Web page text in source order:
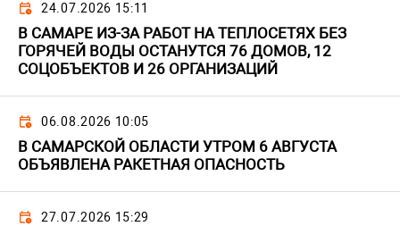
24.07.2026 15:11
В САМАРЕ ИЗ-ЗА РАБОТ НА ТЕПЛОСЕТЯХ БЕЗ
ГОРЯЧЕЙ ВОДЫ ОСТАНУТСЯ 76 ДОМОВ, 12
СОЦОБЪЕКТОВ И 26 ОРГАНИЗАЦИЙ
06.08.2026 10:05
В САМАРСКОЙ ОБЛАСТИ УТРОМ 6 АВГУСТА
ОБЪЯВЛЕНА РАКЕТНАЯ ОПАСНОСТЬ
27.07.2026 15:29